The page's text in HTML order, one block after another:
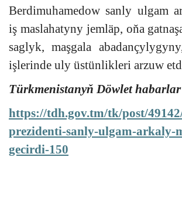
Berdimuhamedow sanly ulgam
iş maslahatyny jemläp, oňa
saglyk, maşgala
işlerinde uly üstünlikleri arzuw
Türkmenistanyň Döwlet
https://tdh.gov.tm/tk/post/
prezidenti-sanly-ulgam-arkaly-
gecirdi-150